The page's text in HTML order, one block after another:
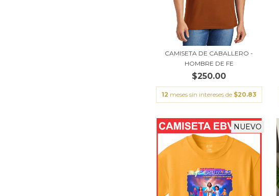
CAMISETA DE CABALLERO -
HOMBRE DE FE
$250.00
12 meses sin intereses de $20.83
NUEVO